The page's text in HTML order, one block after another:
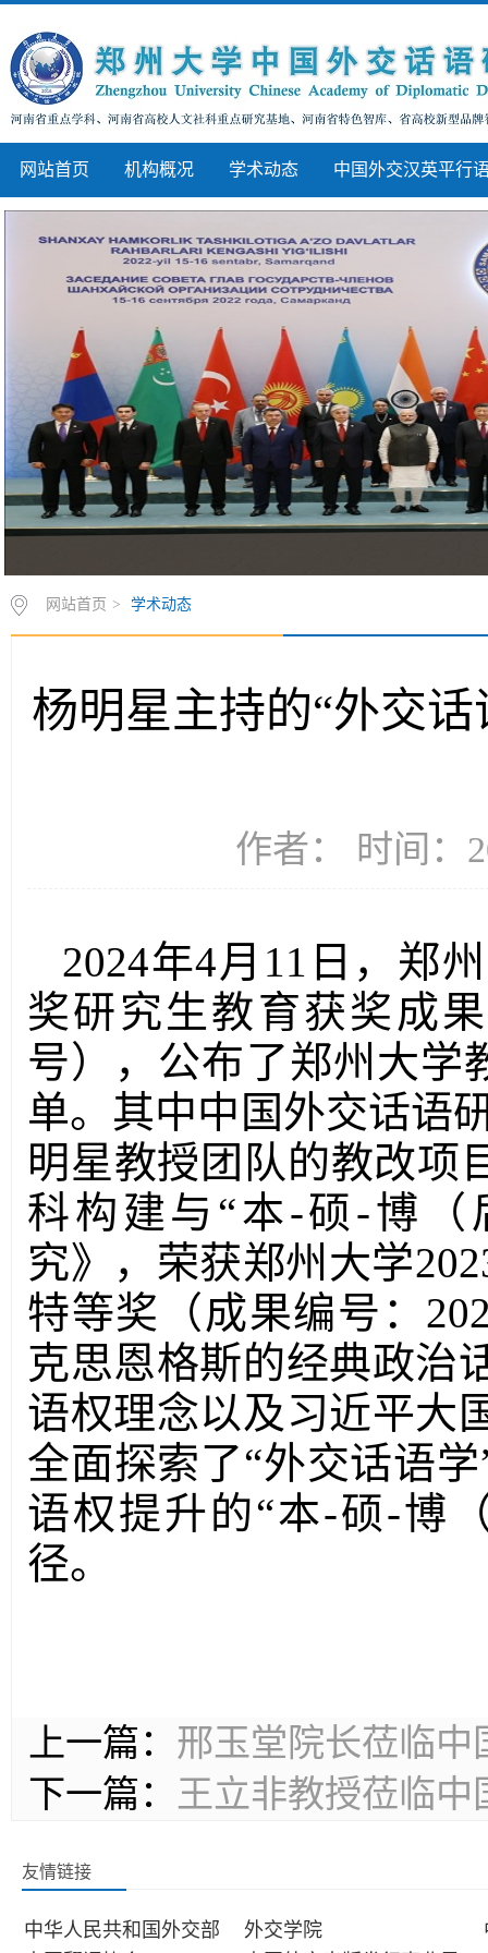
网站首页 机构概况 学术动态 中国外交汉英平行
网站首页 > 学术动态
杨明星主持的“外交
作者： 时间：
2024年4月11日，郑
奖研究生教育获奖成
号），公布了郑州大学
单。其中中国外交话语
明星教授团队的教改项
科构建与“本-硕-博（
究》，荣获郑州大学
特等奖（成果编号：
克思恩格斯的经典政治
语权理念以及习近平大
全面探索了“外交话语
语权提升的“本-硕-博
径。
上一篇： 邢玉堂院长莅临中
下一篇： 王立非教授莅临
友情链接
中华人民共和国外交部 外交学院